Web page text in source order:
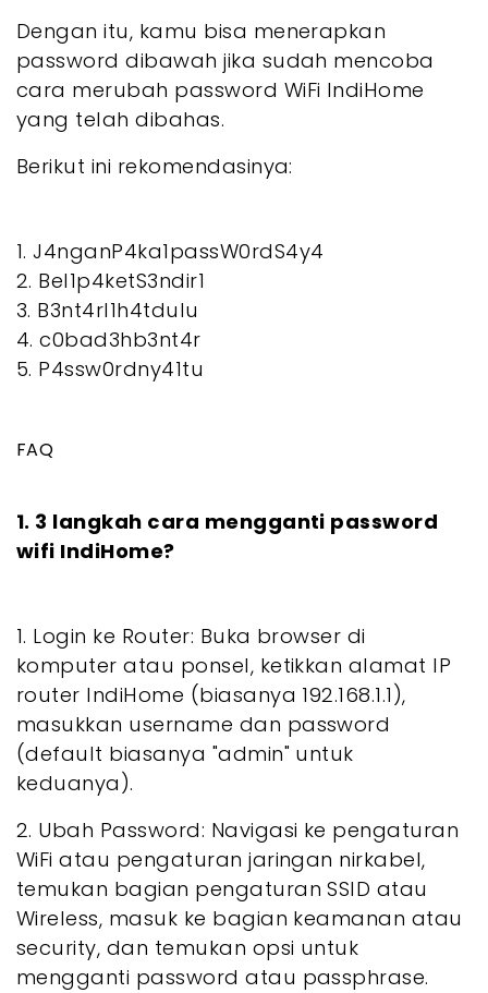
Dengan itu, kamu bisa menerapkan
password dibawah jika sudah mencoba
cara merubah password WiFi IndiHome
yang telah dibahas.
Berikut ini rekomendasinya:
1. J4nganP4ka1passW0rdS4y4
2. Bel1p4ketS3ndir1
3. B3nt4rl1h4tdulu
4. c0bad3hb3nt4r
5. P4ssw0rdny41tu
FAQ
1. 3 langkah cara mengganti password
wifi IndiHome?
1. Login ke Router: Buka browser di
komputer atau ponsel, ketikkan alamat IP
router IndiHome (biasanya 192.168.1.1),
masukkan username dan password
(default biasanya "admin" untuk
keduanya).
2. Ubah Password: Navigasi ke pengaturan
WiFi atau pengaturan jaringan nirkabel,
temukan bagian pengaturan SSID atau
Wireless, masuk ke bagian keamanan atau
security, dan temukan opsi untuk
mengganti password atau passphrase.